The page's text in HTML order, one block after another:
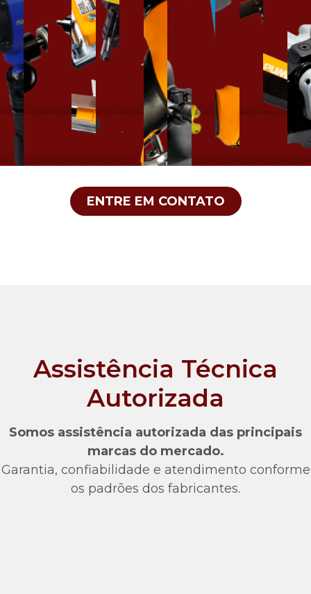
ENTRE EM CONTATO
Somos assistência autorizada das principais
marcas do mercado.
Garantia, confiabilidade e atendimento conforme
os padrões dos fabricantes.
Assistência Técnica
Autorizada